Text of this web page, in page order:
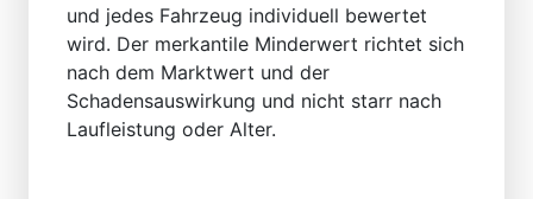
und jedes Fahrzeug individuell bewertet
wird. Der merkantile Minderwert richtet sich
nach dem Marktwert und der
Schadensauswirkung und nicht starr nach
Laufleistung oder Alter.